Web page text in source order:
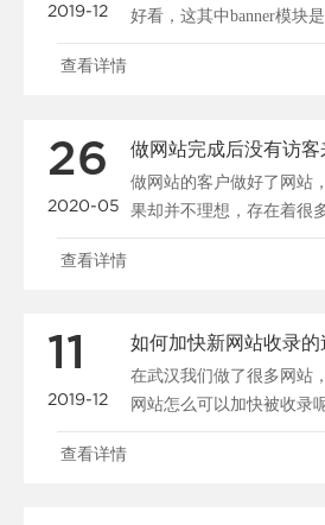
2019-12
好看，这其中banner模块
一张好的b......
查看详情
26
2020-05
做网站完成后没有访客
做网站的客户做好了网站
果却并不理想，存在着很
入网站后停留很短......
查看详情
11
2019-12
如何加快新网站收录的
在武汉我们做了很多网站
网站怎么可以加快被收录
大家都很关心，所......
查看详情